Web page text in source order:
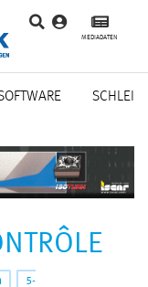
MEDIADATEN
5-